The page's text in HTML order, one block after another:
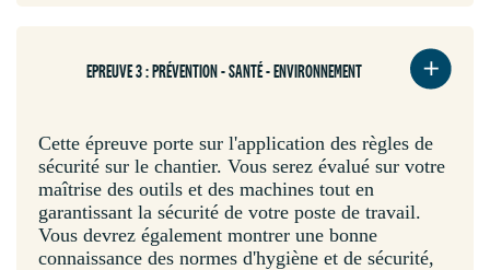
EPREUVE 3 : PRÉVENTION - SANTÉ - ENVIRONNEMENT
Cette épreuve porte sur l'application des règles de
sécurité sur le chantier. Vous serez évalué sur votre
maîtrise des outils et des machines tout en
garantissant la sécurité de votre poste de travail.
Vous devrez également montrer une bonne
connaissance des normes d'hygiène et de sécurité,